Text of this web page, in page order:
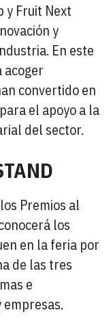
y Fruit Next
y
En este
convertido en
el apoyo a la
del sector.
Premios al
los
en la feria por
de las tres
e
empresas.